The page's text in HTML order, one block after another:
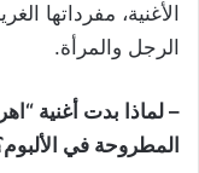
الأغنية، مفرداتها
الرجل والمرأة.
– لماذا بدت أغنية
المطروحة في